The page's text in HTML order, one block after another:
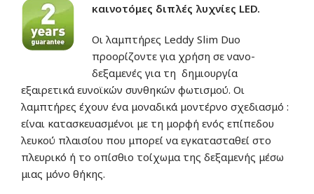
καινοτόμες διπλές λυχνίες LED.
Οι λαμπτήρες Leddy Slim Duo
προορίζοντε για χρήση σε νανο-
δεξαμενές για τη δημιουργία
εξαιρετικά ευνοϊκών συνθηκών φωτισμού. Οι
λαμπτήρες έχουν ένα μοναδικά μοντέρνο σχεδιασμό :
είναι κατασκευασμένοι με τη μορφή ενός επίπεδου
λευκού πλαισίου που μπορεί να εγκατασταθεί στο
πλευρικό ή το οπίσθιο τοίχωμα της δεξαμενής μέσω
μιας μόνο θήκης.